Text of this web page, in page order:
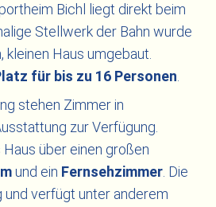
Bichl liegt direkt beim
Stellwerk der Bahn wurde
kleinen Haus umgebaut.
für bis zu 16 Personen
stehen Zimmer in
zur Verfügung.
über einen großen
und ein Fernsehzimmer . Die
und verfügt unter anderem